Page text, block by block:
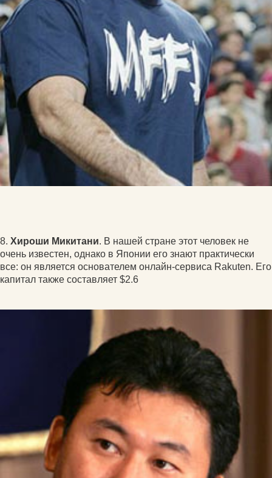
8. Хироши Микитани. В нашей стране этот человек не
очень известен, однако в Японии его знают практически
все: он является основателем онлайн-сервиса Rakuten. Его
капитал также составляет $2.6